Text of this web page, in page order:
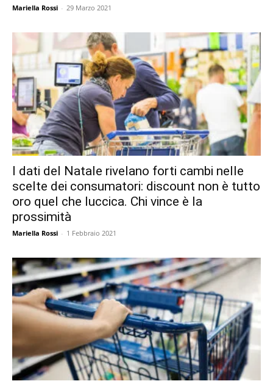
Mariella Rossi - 29 Marzo 2021
I dati del Natale rivelano forti cambi nelle
scelte dei consumatori: discount non è tutto
oro quel che luccica. Chi vince è la
prossimità
Mariella Rossi - 1 Febbraio 2021